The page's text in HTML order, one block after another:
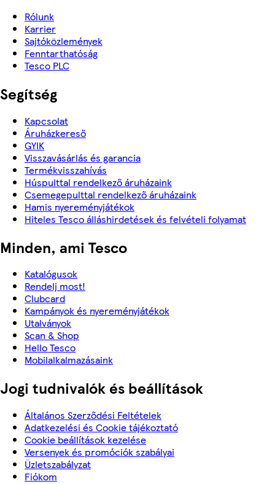
Rólunk
Karrier
Sajtóközlemények
Fenntarthatóság
Tesco PLC
Segítség
Kapcsolat
Áruházkereső
GYIK
Visszavásárlás és garancia
Termékvisszahívás
Húspulttal rendelkező áruházaink
Csemegepulttal rendelkező áruházaink
Hamis nyereményjátékok
Hiteles Tesco álláshirdetések és felvételi folyamat
Minden, ami Tesco
Katalógusok
Rendelj most!
Clubcard
Kampányok és nyereményjátékok
Utalványok
Scan & Shop
Hello Tesco
Mobilalkalmazásaink
Jogi tudnivalók és beállítások
Általános Szerződési Feltételek
Adatkezelési és Cookie tájékoztató
Cookie beállítások kezelése
Versenyek és promóciók szabályai
Üzletszabályzat
Fiókom